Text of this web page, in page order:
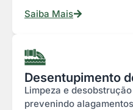
Saiba Mais
Desentupimento
Limpeza e
prevenindo